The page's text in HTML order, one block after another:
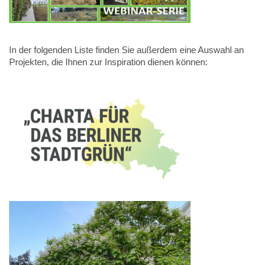
In der folgenden Liste finden Sie außerdem eine Auswahl an
Projekten, die Ihnen zur Inspiration dienen können: